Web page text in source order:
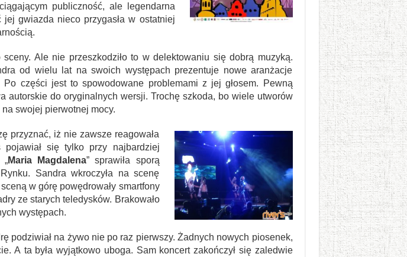
publiczność, ale legendarna
gwiazda nieco przygasła w ostatniej
Ale nie przeszkodziło to w delektowaniu się dobrą muzyką.
od wielu lat na swoich występach prezentuje nowe aranżacje
części jest to spowodowane problemami z jej głosem. Pewną
autorskie do oryginalnych wersji. Trochę szkoda, bo wiele utworów
na swojej pierwotnej mocy.
przyznać, iż nie zawsze reagowała
się tylko przy najbardziej
„Maria Magdalena” sprawiła sporą
Sandra wkroczyła na scenę
w górę powędrowały smartfony
ze starych teledysków. Brakowało
występach.
podziwiał na żywo nie po raz pierwszy. Żadnych nowych piosenek,
A ta była wyjątkowo uboga. Sam koncert zakończył się zaledwie